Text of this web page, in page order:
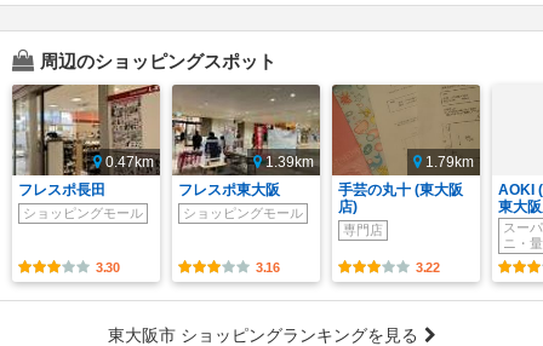
周辺のショッピングスポット
0.47km
フレスポ長田
ショッピングモール
3.30
1.39km
フレスポ東大阪
ショッピングモール
3.16
1.79km
手芸の丸十 (東大阪
店)
専門店
3.22
AOKI
東大
スー
ニ・
東大阪市 ショッピングランキングを見る